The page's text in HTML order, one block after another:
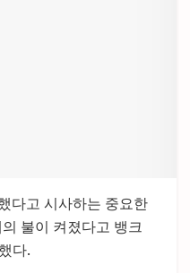
다고 시사하는 중요한
불이 켜졌다고 뱅크
다.